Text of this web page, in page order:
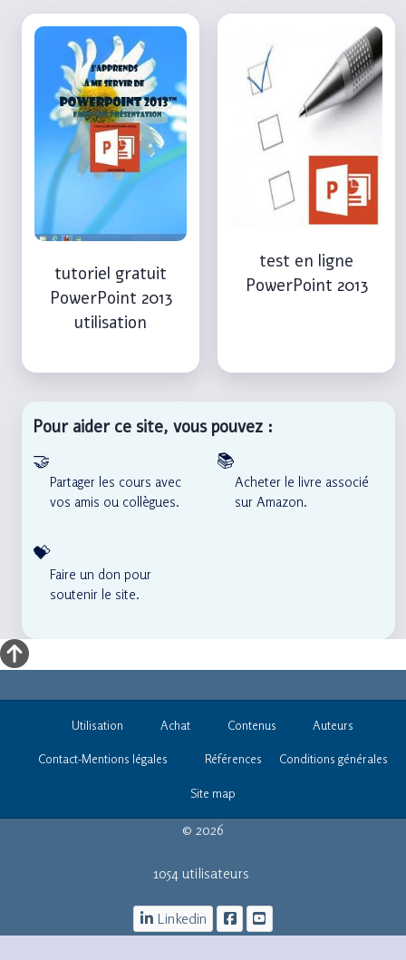
tutoriel gratuit
PowerPoint 2013
utilisation
test en ligne
PowerPoint 2013
Pour aider ce site, vous pouvez :
🤝
Partager les cours avec
vos amis ou collègues.
📚
Acheter le livre associé
sur Amazon.
💝
Faire un don pour
soutenir le site.
Utilisation Achat Contenus Auteurs
Contact-Mentions légales Références Conditions générales
Site map
© 2026
1054 utilisateurs
Linkedin